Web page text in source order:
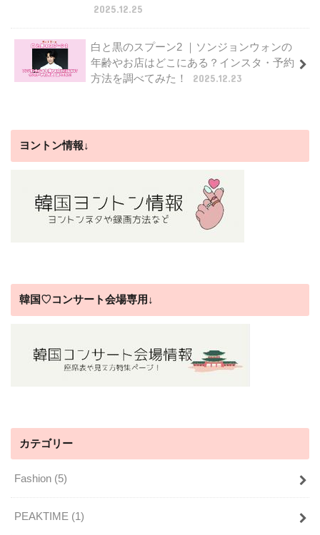
2025.12.25
白と黒のスプーン2 ｜ソンジョンウォンの
年齢やお店はどこにある？インスタ・予約
方法を調べてみた！
2025.12.23
ヨントン情報↓
韓国♡コンサート会場専用↓
カテゴリー
Fashion (5)
PEAKTIME (1)